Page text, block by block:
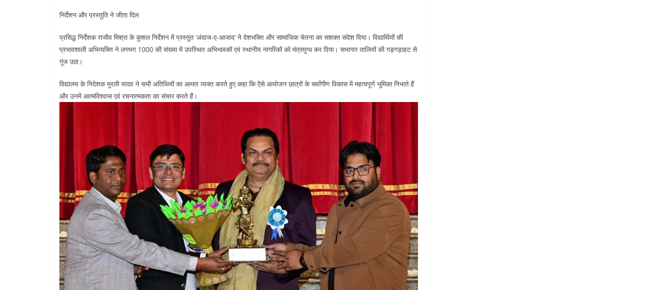
निर्देशन और प्रस्तुति ने जीता दिल
प्रसिद्ध निर्देशक राजीव मिश्रा के कुशल निर्देशन में प्रस्तुत ‘अंदाज-ए-आजाद’ ने देशभक्ति और सामाजिक चेतना का सशक्त संदेश दिया। विद्यार्थियों की
प्रभावशाली अभिव्यक्ति ने लगभग 1000 की संख्या में उपस्थित अभिभावकों एवं स्थानीय नागरिकों को मंत्रमुग्ध कर दिया। सभागार तालियों की गड़गड़ाहट से
गूंज उठा।
विद्यालय के निदेशक मुरली यादव ने सभी अतिथियों का आभार व्यक्त करते हुए कहा कि ऐसे आयोजन छात्रों के सर्वांगीण विकास में महत्वपूर्ण भूमिका निभाते हैं
और उनमें आत्मविश्वास एवं रचनात्मकता का संचार करते हैं।